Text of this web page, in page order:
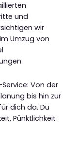
und
wir
Umzug von
Von der
bis hin zur
dich da. Du
Pünktlichkeit